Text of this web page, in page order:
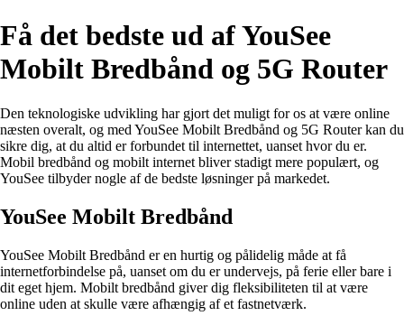
Få det bedste ud af YouSee
Mobilt Bredbånd og 5G Router
Den teknologiske udvikling har gjort det muligt for os at være online
næsten overalt, og med YouSee Mobilt Bredbånd og 5G Router kan du
sikre dig, at du altid er forbundet til internettet, uanset hvor du er.
Mobil bredbånd og mobilt internet bliver stadigt mere populært, og
YouSee tilbyder nogle af de bedste løsninger på markedet.
YouSee Mobilt Bredbånd
YouSee Mobilt Bredbånd er en hurtig og pålidelig måde at få
internetforbindelse på, uanset om du er undervejs, på ferie eller bare i
dit eget hjem. Mobilt bredbånd giver dig fleksibiliteten til at være
online uden at skulle være afhængig af et fastnetværk.